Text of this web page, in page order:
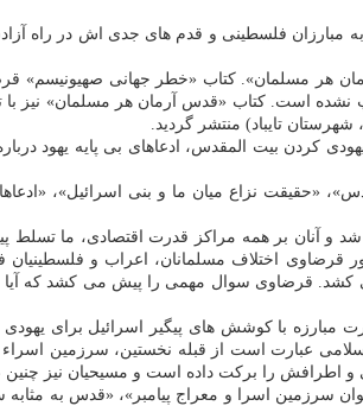
فلسطینی و قدم های جدی اش در راه
هر مسلمان». کتاب «خطر جهانی صهیونیسم»
تابحال تجدید چاپ نشده است. کتاب «قدس آرمان هر
کردن بیت المقدس، ادعاهای بی پایه یهود
«حقیقت نزاع میان ما و بنی اسرائیل»،
و آنان بر همه مراکز قدرت اقتصادی، ما تسلط
اختلاف مسلمانان، اعراب و فلسطینیان
کشد. قرضاوی سوال مهمی را پیش می کشد که
با کوشش های پیگیر اسرائیل برای
عبارت است از قبله نخستین، سرزمین
اطرافش را برکت داده است و مسیحیان نیز چنین
سرزمین اسرا و معراج پیامبر»، «قدس به